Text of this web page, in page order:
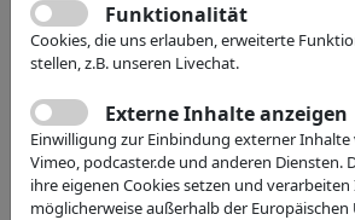
Funktionalität
Cookies, die uns erlauben, erweiterte
stellen, z.B. unseren Livechat.
Externe Inhalte anzeigen
Einwilligung zur Einbindung externer Inhalte
Vimeo, podcaster.de und anderen Diensten.
ihre eigenen Cookies setzen und verarbeiten
möglicherweise außerhalb der Europäischen